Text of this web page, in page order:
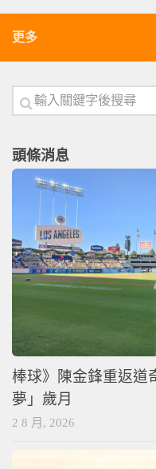
更多
頭條消息
棒球》陳金鋒重返
夢」歲月
2 8 月, 2026